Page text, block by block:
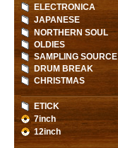
ELECTRONICA
JAPANESE
NORTHERN SOUL
OLDIES
SAMPLING SOURCE
DRUM BREAK
CHRISTMAS
ETICK
7inch
12inch